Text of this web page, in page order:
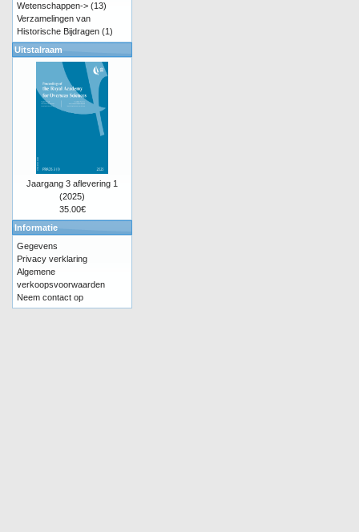
Wetenschappen-> (13)
Verzamelingen van
Historische Bijdragen (1)
Uitstalraam
Jaargang 3 aflevering 1
(2025)
35.00€
Informatie
Gegevens
Privacy verklaring
Algemene
verkoopsvoorwaarden
Neem contact op